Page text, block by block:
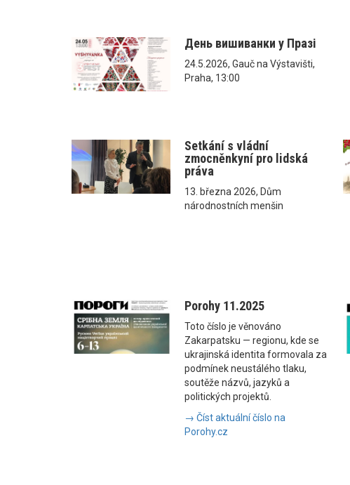
День вишиванки у Празі
24.5.2026, Gauč na Výstavišti,
Praha, 13:00
Setkání s vládní
zmocněnkyní pro lidská
práva
13. března 2026, Dům
národnostních menšin
Porohy 11.2025
Toto číslo je věnováno
Zakarpatsku — regionu, kde se
ukrajinská identita formovala za
podmínek neustálého tlaku,
soutěže názvů, jazyků a
politických projektů.
→ Číst aktuální číslo na
Porohy.cz